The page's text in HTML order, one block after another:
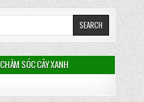
CHĂM SÓC CÂY XANH